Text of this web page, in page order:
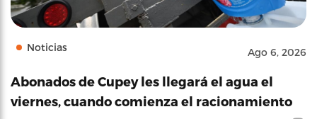
Noticias Ago 6, 2026
Abonados de Cupey les llegará el agua el
viernes, cuando comienza el racionamiento